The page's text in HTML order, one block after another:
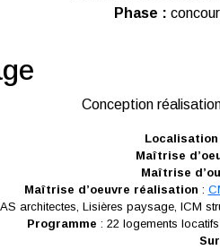
Phase :
Conception
Localisation
Maîtrise
Maîtrise
Maîtrise d’oeuvre réalisation :
architectes, Lisières paysage, ICM
Programme : 22 logements